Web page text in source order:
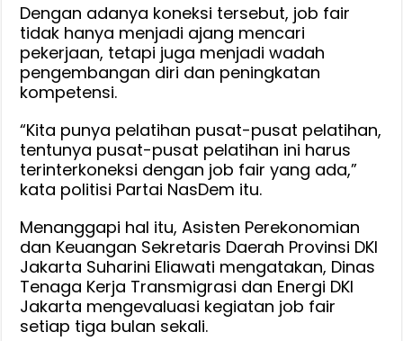
Dengan adanya koneksi tersebut, job fair
tidak hanya menjadi ajang mencari
pekerjaan, tetapi juga menjadi wadah
pengembangan diri dan peningkatan
kompetensi.
“Kita punya pelatihan pusat-pusat pelatihan,
tentunya pusat-pusat pelatihan ini harus
terinterkoneksi dengan job fair yang ada,”
kata politisi Partai NasDem itu.
Menanggapi hal itu, Asisten Perekonomian
dan Keuangan Sekretaris Daerah Provinsi DKI
Jakarta Suharini Eliawati mengatakan, Dinas
Tenaga Kerja Transmigrasi dan Energi DKI
Jakarta mengevaluasi kegiatan job fair
setiap tiga bulan sekali.